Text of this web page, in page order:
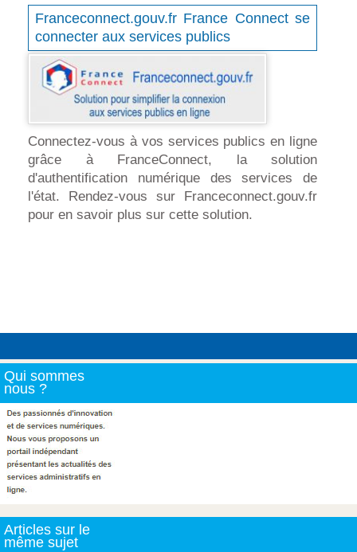
Franceconnect.gouv.fr France Connect se
connecter aux services publics
Connectez-vous à vos services publics en ligne
grâce à FranceConnect, la solution
d'authentification numérique des services de
l'état. Rendez-vous sur Franceconnect.gouv.fr
pour en savoir plus sur cette solution.
Qui sommes
nous ?
Articles sur le
même sujet